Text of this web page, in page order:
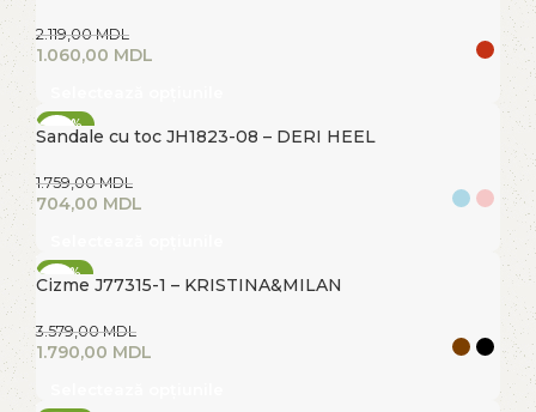
2.119,00MDL
1.060,00 MDL
-60%
Sandale cu toc JH1823-08 – DERI HEEL
1.759,00MDL
704,00 MDL
-50%
Cizme J77315-1 – KRISTINA&MILAN
3.579,00MDL
1.790,00 MDL